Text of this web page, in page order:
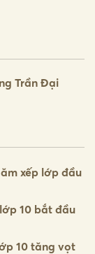
Trần Đại
xếp lớp đầu
10 bắt đầu
10 tăng vọt